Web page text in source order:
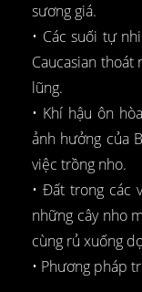
sương giá.
• Các suối tự
Caucasian thoát
lũng.
• Khí hậu ôn
ảnh hưởng của
việc trồng nho.
• Đất trong các
những cây nho
cùng rủ xuống
• Phương pháp